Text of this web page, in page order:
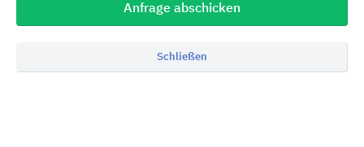
Anfrage abschicken
Schließen